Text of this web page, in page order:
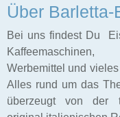
Über Barletta-
Bei uns findest Du
Kaffeemaschinen,
Werbemittel und
Alles rund um das
überzeugt von der